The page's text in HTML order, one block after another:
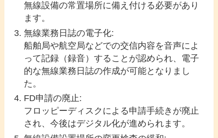
無線設備の常置場所に備え付ける必要があり
ます。
無線業務日誌の電子化:
船舶局や航空局などでの交信内容を音声によ
って記録（録音）することが認められ、電子
的な無線業務日誌の作成が可能となりまし
た。
FD申請の廃止:
フロッピーディスクによる申請手続きが廃止
され、今後はデジタル化が進められます。